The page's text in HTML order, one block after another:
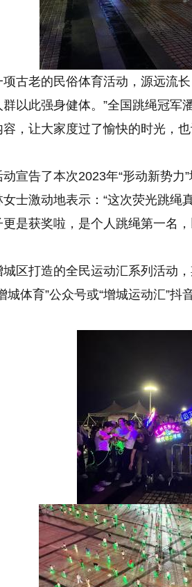
项古老的民俗体育活动，源远流
以此强身健体。”全国跳绳冠军
，让大家度过了愉快的时光，
动宣告了本次2023年“形动新势
士激动地表示：“这次荧光跳绳
是获奖啦，是个人跳绳第一名
城区打造的全民运动汇系列活动
城体育”公众号或“增城运动汇”